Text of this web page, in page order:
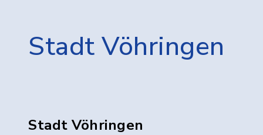
Stadt Vöhringen
Stadt Vöhringen